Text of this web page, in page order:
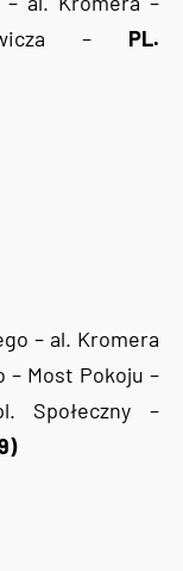
– PL.
– al. Kromera
– Most Pokoju –
Społeczny –